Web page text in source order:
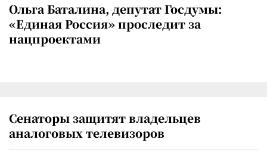
Ольга Баталина, депутат Госдумы:
«Единая Россия» проследит за
нацпроектами
Сенаторы защитят владельцев
аналоговых телевизоров